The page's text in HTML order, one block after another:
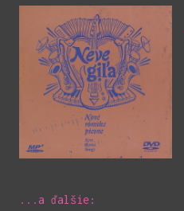
...a ďalšie: